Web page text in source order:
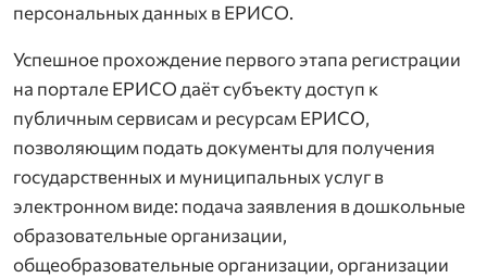
персональных данных в ЕРИСО.
Успешное прохождение первого этапа регистрации
на портале ЕРИСО даёт субъекту доступ к
публичным сервисам и ресурсам ЕРИСО,
позволяющим подать документы для получения
государственных и муниципальных услуг в
электронном виде: подача заявления в дошкольные
образовательные организации,
общеобразовательные организации, организации